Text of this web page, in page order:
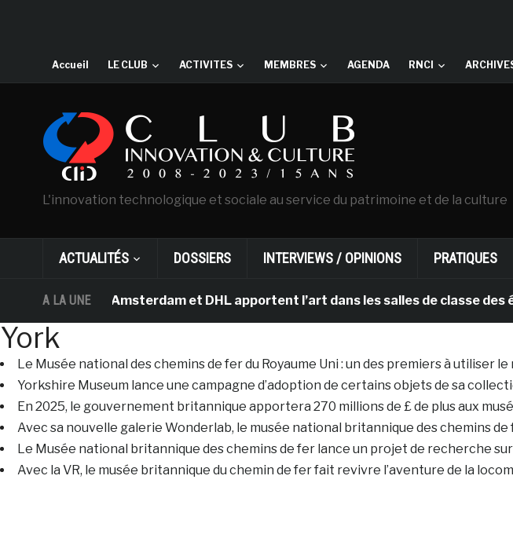
Accueil LE CLUB ACTIVITES MEMBRES AGENDA RNCI
L'innovation technologique et sociale au service du patrimoine et de la culture
ACTUALITÉS DOSSIERS INTERVIEWS / OPINIONS PRATIQUES
A LA UNE
Gogh d’Amsterdam et DHL apportent l’art dans les salles de classe des
York
Le Musée national des chemins de fer du Royaume Uni : un des premiers à utiliser
Yorkshire Museum lance une campagne d’adoption de certains objets de sa
En 2025, le gouvernement britannique apportera 270 millions de £ de plus aux
Avec sa nouvelle galerie Wonderlab, le musée national britannique des chemins
Le Musée national britannique des chemins de fer lance un projet de recherche
Avec la VR, le musée britannique du chemin de fer fait revivre l’aventure de la